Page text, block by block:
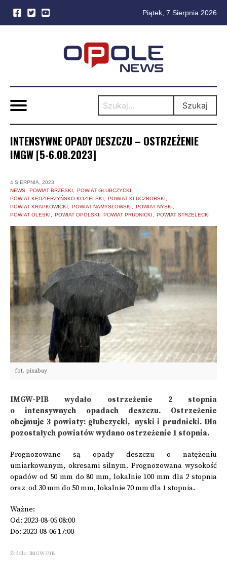
Piątek, 7 Sierpnia 2026
Szukaj
INTENSYWNE OPADY DESZCZU – OSTRZEŻENIE
IMGW [5-6.08.2023]
4 SIERPNIA, 2023
NEWS
POWIAT BRZESKI
POWIAT GŁUBCZYCKI
POWIAT KĘDZIERZYŃSKO-KOZIELSKI
POWIAT KLUCZBORSKI
POWIAT KRAPKOWICKI
POWIAT NAMYSŁOWSKI
POWIAT NYSKI
POWIAT OLESKI
POWIAT OPOLSKI POWIAT PRUDNICKI POWIAT STRZELECKI
fot. pixabay
IMGW-PIB wydało ostrzeżenie 2 stopnia
o intensywnych opadach deszczu. Ostrzeżenie
obejmuje 3 powiaty: głubczycki, nyski i prudnicki. Dla
pozostałych powiatów wydano ostrzeżenie 1 stopnia.
Prognozowane są opady deszczu o natężeniu
umiarkowanym, okresami silnym. Prognozowana wysokość
opadów od 50 mm do 80 mm, lokalnie 100 mm dla 2 stopnia
oraz od 30 mm do 50 mm, lokalnie 70 mm dla 1 stopnia.
Ważne:
Od: 2023-08-05 08:00
Do: 2023-08-06 17:00
Źródło: IMGW-PIB